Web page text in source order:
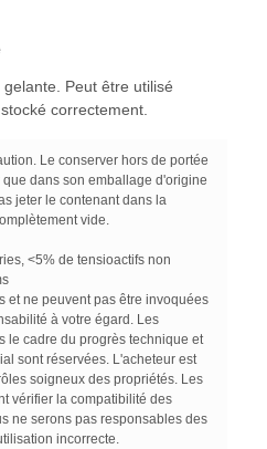
Peut être utilisé
correctement.
Le conserver hors de portée
dans son emballage d'origine
jeter le contenant dans la
vide.
<5% de tensioactifs non
et ne peuvent pas être invoquées
à votre égard. Les
le cadre du progrès technique et
sont réservées. L'acheteur est
soigneux des propriétés. Les
vérifier la compatibilité des
ne serons pas responsables des
incorrecte.